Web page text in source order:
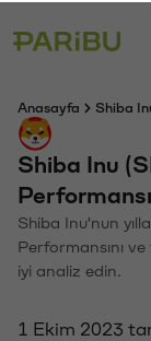
Anasayfa Shiba
Shiba Inu
Performansı
Shiba Inu'nun
Performansını
iyi analiz edin.
1 Ekim 2023